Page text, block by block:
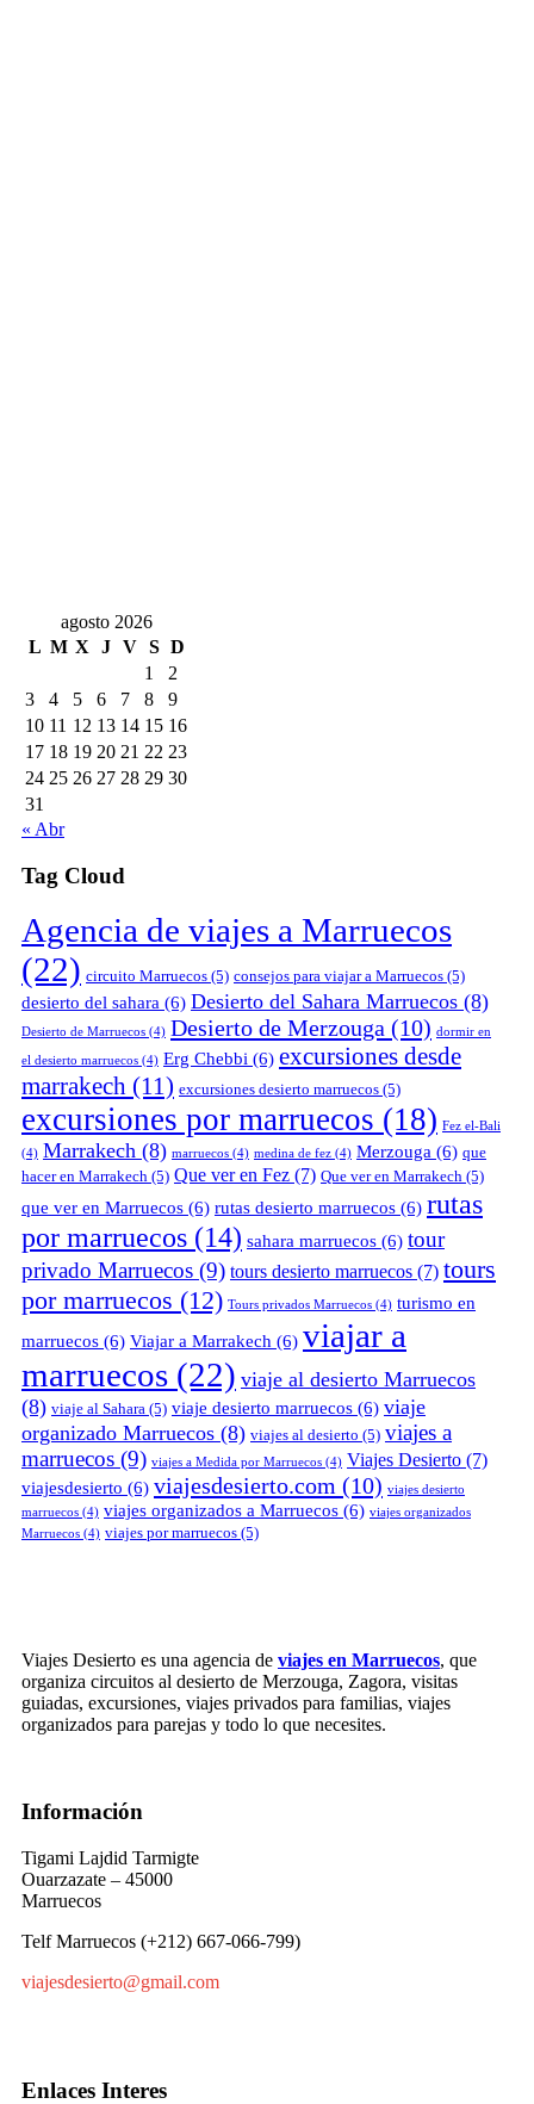
agosto 2026
L M X J V S D
1
2
3
4 5 6 7 8
9
10 11 12 13 14 15 16
17 18 19 20 21 22 23
24 25 26 27 28 29 30
31
« Abr
Tag Cloud
Agencia de viajes a Marruecos
(22) circuito Marruecos (5) consejos para viajar a Marruecos (5)
desierto del sahara (6) Desierto del Sahara Marruecos (8)
Desierto de Marruecos (4) Desierto de Merzouga (10) dormir en
el desierto marruecos (4) Erg Chebbi (6) excursiones desde
marrakech (11) excursiones desierto marruecos (5)
excursiones por marruecos (18) Fez el-Bali
(4) Marrakech (8) marruecos (4) medina de fez (4) Merzouga (6) que
hacer en Marrakech (5) Que ver en Fez (7) Que ver en Marrakech (5)
que ver en Marruecos (6) rutas desierto marruecos (6) rutas
por marruecos (14) sahara marruecos (6) tour
privado Marruecos (9) tours desierto marruecos (7) tours
por marruecos (12) Tours privados Marruecos (4) turismo en
marruecos (6) Viajar a Marrakech (6) viajar a
marruecos (22) viaje al desierto Marruecos
(8) viaje al Sahara (5) viaje desierto marruecos (6) viaje
organizado Marruecos (8) viajes al desierto (5) viajes a
marruecos (9) viajes a Medida por Marruecos (4) Viajes Desierto (7)
viajesdesierto (6) viajesdesierto.com (10) viajes desierto
marruecos (4) viajes organizados a Marruecos (6) viajes organizados
Marruecos (4) viajes por marruecos (5)
Viajes Desierto es una agencia de viajes en Marruecos, que
organiza circuitos al desierto de Merzouga, Zagora, visitas
guiadas, excursiones, viajes privados para familias, viajes
organizados para parejas y todo lo que necesites.
Información
Tigami Lajdid Tarmigte
Ouarzazate – 45000
Marruecos
Telf Marruecos (+212) 667-066-799)
viajesdesierto@gmail.com
Enlaces Interes